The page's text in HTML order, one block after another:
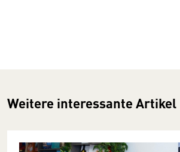
Weitere interessante Artikel